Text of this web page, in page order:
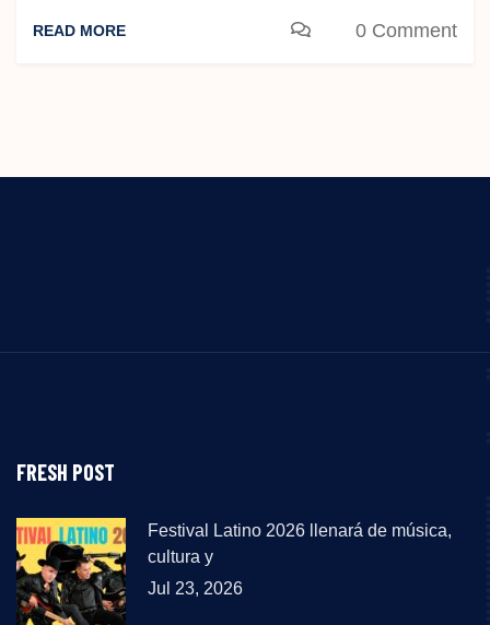
READ MORE 0 Comment
FRESH POST
Festival Latino 2026 llenará de música,
cultura y
Jul 23, 2026